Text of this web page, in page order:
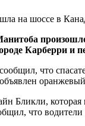
произошло
Карберри и
что
Бликли,
что водители